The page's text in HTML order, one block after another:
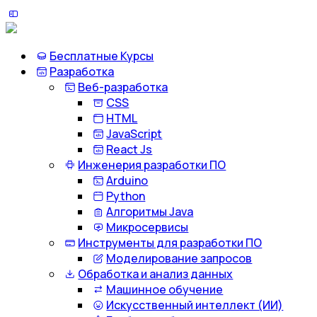
Бесплатные Курсы
Разработка
Веб-разработка
CSS
HTML
JavaScript
React Js
Инженерия разработки ПО
Arduino
Python
Алгоритмы Java
Микросервисы
Инструменты для разработки ПО
Моделирование запросов
Обработка и анализ данных
Машинное обучение
Искусственный интеллект (ИИ)